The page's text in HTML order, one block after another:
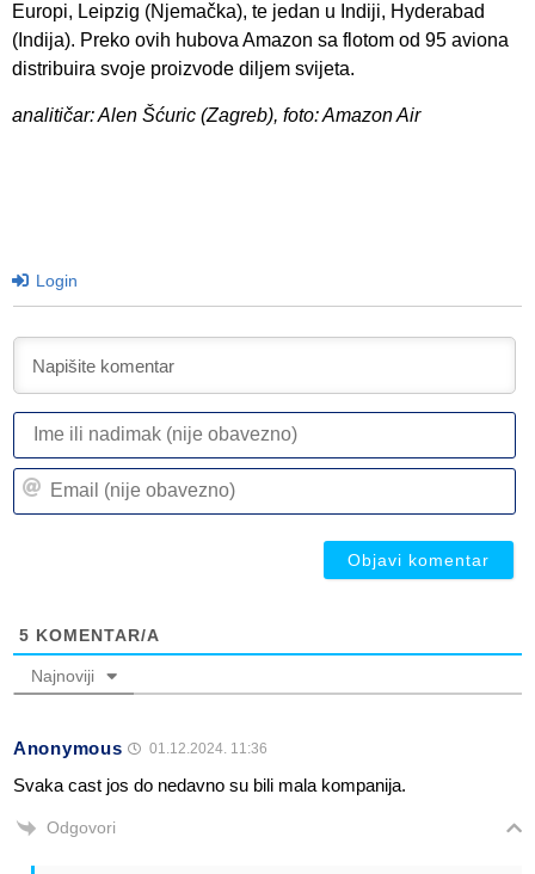
Europi, Leipzig (Njemačka), te jedan u Indiji, Hyderabad
(Indija). Preko ovih hubova Amazon sa flotom od 95 aviona
distribuira svoje proizvode diljem svijeta.
analitičar: Alen Šćuric (Zagreb), foto: Amazon Air
Login
5 KOMENTAR/A
Najnoviji
Anonymous 01.12.2024. 11:36
Svaka cast jos do nedavno su bili mala kompanija.
Odgovori